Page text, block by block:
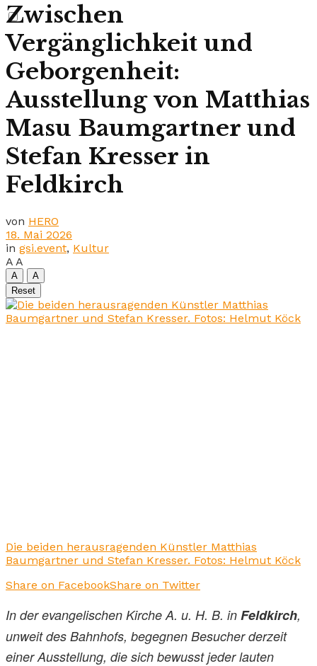
Zwischen
Vergänglichkeit und
Geborgenheit:
Ausstellung von Matthias
Masu Baumgartner und
Stefan Kresser in
Feldkirch
von HERO
18. Mai 2026
in gsi.event, Kultur
A A
A
A
Reset
Die beiden herausragenden Künstler Matthias
Baumgartner und Stefan Kresser. Fotos: Helmut Köck
Share on FacebookShare on Twitter
In der evangelischen Kirche A. u. H. B. in Feldkirch,
unweit des Bahnhofs, begegnen Besucher derzeit
einer Ausstellung, die sich bewusst jeder lauten